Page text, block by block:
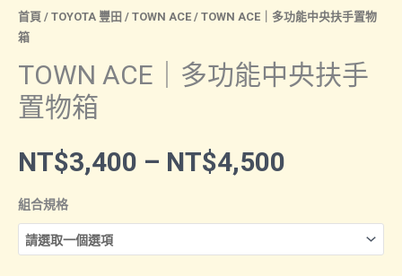
首頁 / TOYOTA 豐田 / TOWN ACE / TOWN ACE｜多功能中央扶手置物
箱
TOWN ACE｜多功能中央扶手
置物箱
NT$3,400 – NT$4,500
範
組合規格